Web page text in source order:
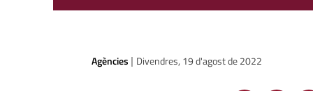
Agències | Divendres, 19 d'agost de 2022